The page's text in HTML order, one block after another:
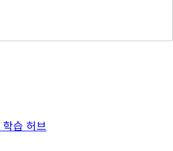
습 허브